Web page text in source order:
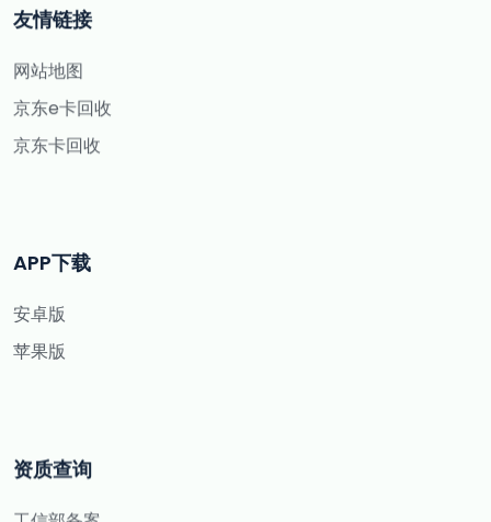
友情链接
网站地图
京东e卡回收
京东卡回收
APP下载
安卓版
苹果版
资质查询